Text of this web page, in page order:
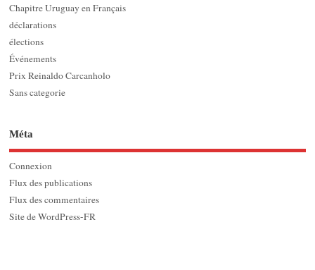
Chapitre Uruguay en Français
déclarations
élections
Événements
Prix Reinaldo Carcanholo
Sans categorie
Méta
Connexion
Flux des publications
Flux des commentaires
Site de WordPress-FR